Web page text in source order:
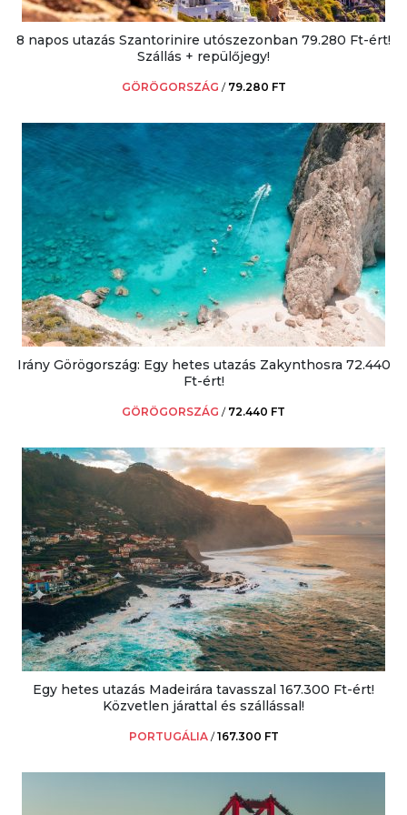
8 napos utazás Szantorinire utószezonban 79.280 Ft-ért!
Szállás + repülőjegy!
GÖRÖGORSZÁG / 79.280 FT
Irány Görögország: Egy hetes utazás Zakynthosra 72.440
Ft-ért!
GÖRÖGORSZÁG / 72.440 FT
Egy hetes utazás Madeirára tavasszal 167.300 Ft-ért!
Közvetlen járattal és szállással!
PORTUGÁLIA /167.300 FT